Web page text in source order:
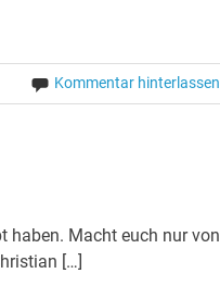
Kommentar hinterlassen
haben. Macht euch nur von
[…]